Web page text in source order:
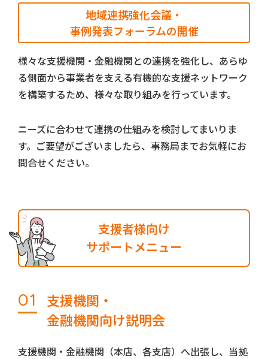
地域連携強化会議・
事例発表フォーラムの開催
様々な支援機関・金融機関との連携を強化し、あらゆ
る側面から事業者を支える有機的な支援ネットワーク
を構築するため、様々な取り組みを行っています。
ニーズに合わせて連携の仕組みを検討してまいりま
す。ご要望がございましたら、事務局までお気軽にお
問合せください。
支援者様向け
サポートメニュー
01
支援機関‧
金融機関向け説明会
支援機関・金融機関（本店、各支店）へ出張し、当拠